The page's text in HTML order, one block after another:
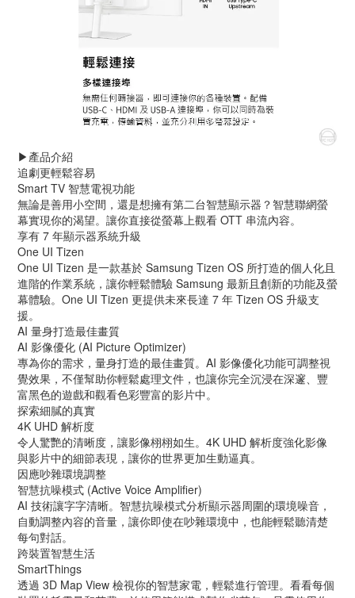
▶️產品介紹
追劇更輕鬆容易
Smart TV 智慧電視功能
無論是善用小空間，還是想擁有第二台智慧顯示器？智慧聯網螢
幕實現你的渴望。讓你直接從螢幕上觀看 OTT 串流內容。
享有 7 年顯示器系統升級
One UI Tizen
One UI Tizen 是一款基於 Samsung Tizen OS 所打造的個人化且
進階的作業系統，讓你輕鬆體驗 Samsung 最新且創新的功能及螢
幕體驗。One UI Tizen 更提供未來長達 7 年 Tizen OS 升級支
援。
AI 量身打造最佳畫質
AI 影像優化 (AI Picture Optimizer)
專為你的需求，量身打造的最佳畫質。AI 影像優化功能可調整視
覺效果，不僅幫助你輕鬆處理文件，也讓你完全沉浸在深邃、豐
富黑色的遊戲和觀看色彩豐富的影片中。
探索細膩的真實
4K UHD 解析度
令人驚艷的清晰度，讓影像栩栩如生。4K UHD 解析度強化影像
與影片中的細節表現，讓你的世界更加生動逼真。
因應吵雜環境調整
智慧抗噪模式 (Active Voice Amplifier)
AI 技術讓字字清晰。智慧抗噪模式分析顯示器周圍的環境噪音，
自動調整內容的音量，讓你即使在吵雜環境中，也能輕鬆聽清楚
每句對話。
跨裝置智慧生活
SmartThings
透過 3D Map View 檢視你的智慧家電，輕鬆進行管理。看看每個